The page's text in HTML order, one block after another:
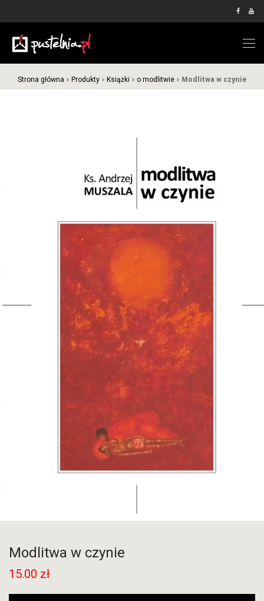
Strona główna » Produkty» Książki » o modlitwie» Modlitwa w czynie
Modlitwa w czynie
15.00 zł